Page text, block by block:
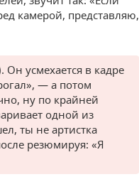
камерой, представляю,
усмехается в кадре
— а потом
ну по крайней
одной из
ты не артистка
резюмируя: «Я